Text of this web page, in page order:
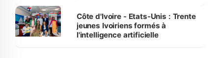
Côte d'Ivoire - Etats-Unis : Trente
jeunes Ivoiriens formés à
l'intelligence artificielle